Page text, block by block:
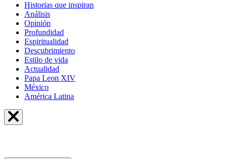
Historias que inspiran
Análisis
Opinión
Profundidad
Espiritualidad
Descubrimiento
Estilo de vida
Actualidad
Papa Leon XIV
México
América Latina